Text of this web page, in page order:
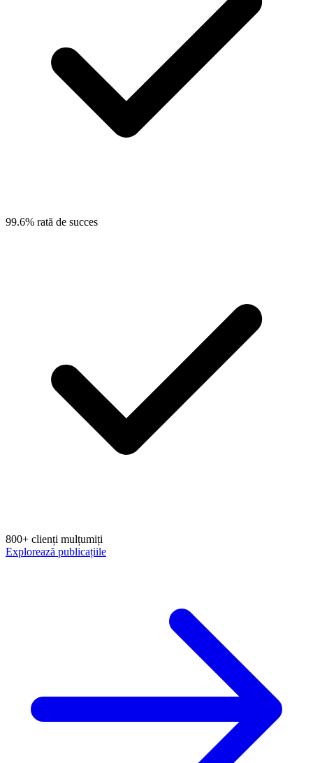
99.6% rată de succes
800+ clienți mulțumiți
Explorează publicațiile